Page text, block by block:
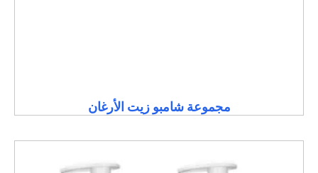
مجموعة شامبو زيت الأرغان